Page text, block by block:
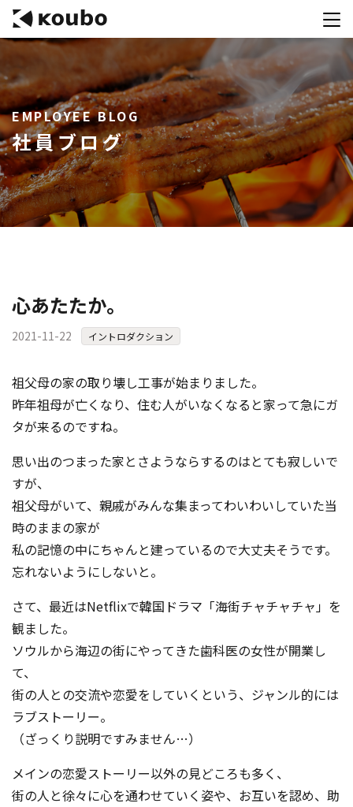
サービス
会社案内
実績紹介
採用情報
資料ダウンロード
コンテストを主催される方へ
公募運営SaaS 「Kouboプランナー」
事例紹介
事務局アウトソーシング
マーケットデータト情報を「Koubo」に無料で
紹介させていただきます
無料掲載お申し込み
掲載内容のご確認はこちら
ログイン
EMPLOYEE BLOG
社員ブログ
心あたたか。
2021-11-22 イントロダクション
祖父母の家の取り壊し工事が始まりました。
昨年祖母が亡くなり、住む人がいなくなると家って急にガ
タが来るのですね。
思い出のつまった家とさようならするのはとても寂しいで
すが、
祖父母がいて、親戚がみんな集まってわいわいしていた当
時のままの家が
私の記憶の中にちゃんと建っているので大丈夫そうです。
忘れないようにしないと。
さて、最近はNetflixで韓国ドラマ「海街チャチャチャ」を
観ました。
ソウルから海辺の街にやってきた歯科医の女性が開業し
て、
街の人との交流や恋愛をしていくという、ジャンル的には
ラブストーリー。
（ざっくり説明ですみません…）
メインの恋愛ストーリー以外の見どころも多く、
街の人と徐々に心を通わせていく姿や、お互いを認め、助